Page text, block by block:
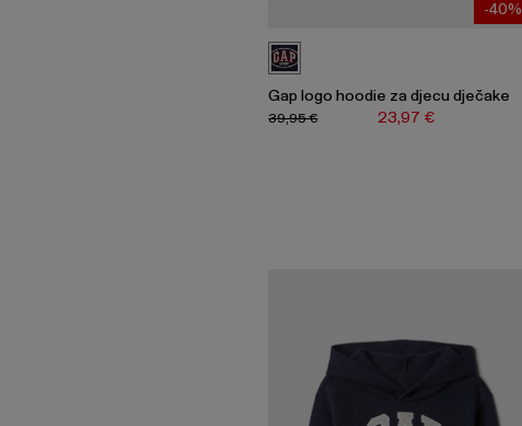
-40%
Gap logo hoodie za djecu dječake
23,97 €
39,95 €